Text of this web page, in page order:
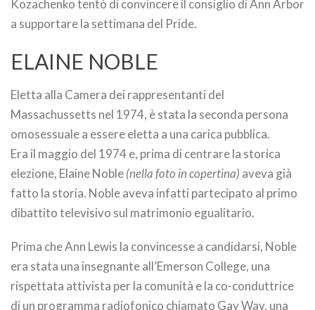
Kozachenko tentò di convincere il consiglio di Ann Arbor
a supportare la settimana del Pride.
ELAINE NOBLE
Eletta alla Camera dei rappresentanti del
Massachussetts nel 1974, è stata la seconda persona
omosessuale a essere eletta a una carica pubblica.
Era il maggio del 1974 e, prima di centrare la storica
elezione, Elaine Noble(nella foto in copertina) aveva già
fatto la storia. Noble aveva infatti partecipato al primo
dibattito televisivo sul matrimonio egualitario.
Prima che Ann Lewis la convincesse a candidarsi, Noble
era stata una insegnante all’Emerson College, una
rispettata attivista per la comunità e la co-conduttrice
di un programma radiofonico chiamato Gay Way, una